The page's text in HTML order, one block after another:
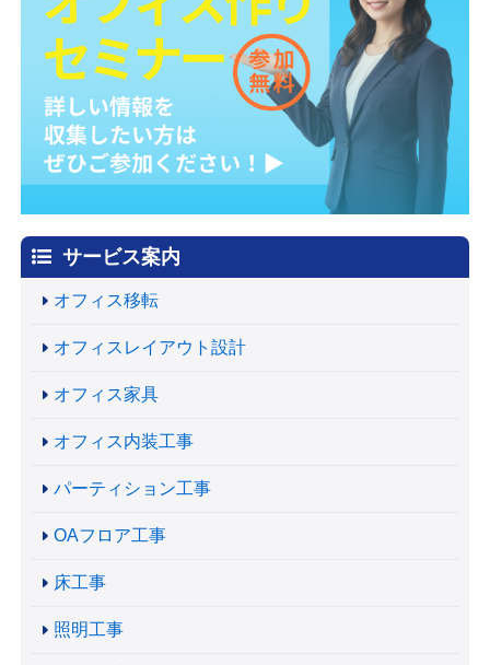
サービス案内
オフィス移転
オフィスレイアウト設計
オフィス家具
オフィス内装工事
パーティション工事
OAフロア工事
床工事
照明工事